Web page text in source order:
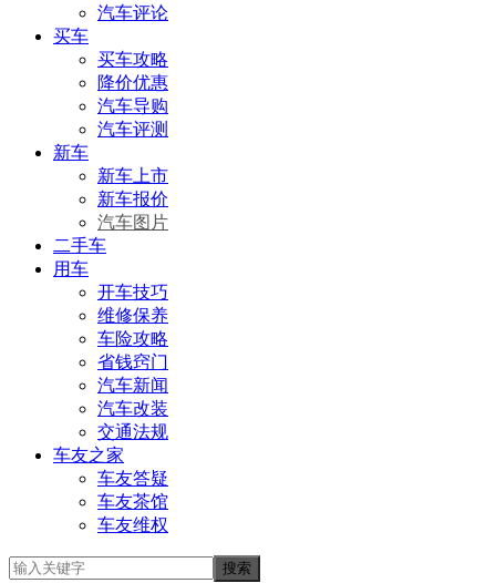
汽车评论
买车
买车攻略
降价优惠
汽车导购
汽车评测
新车
新车上市
新车报价
汽车图片
二手车
用车
开车技巧
维修保养
车险攻略
省钱窍门
汽车新闻
汽车改装
交通法规
车友之家
车友答疑
车友茶馆
车友维权